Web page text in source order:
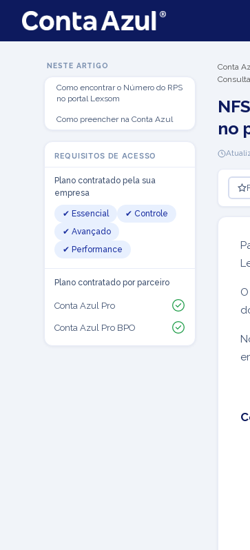
NESTE ARTIGO
Como encontrar o Número do RPS
no portal Lexsom
Como preencher na Conta Azul
REQUISITOS DE ACESSO
Plano contratado pela sua
empresa
✔ Essencial
✔ Controle
✔ Avançado
✔ Performance
Plano contratado por parceiro
Conta Azul Pro
Conta Azul Pro BPO
Conta
no